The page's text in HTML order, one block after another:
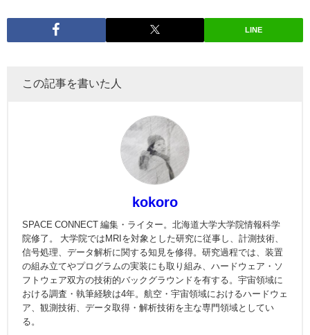
LINE
この記事を書いた人
kokoro
SPACE CONNECT 編集・ライター。北海道大学大学院情報科学
院修了。 大学院ではMRIを対象とした研究に従事し、計測技術、
信号処理、データ解析に関する知見を修得。研究過程では、装置
の組み立てやプログラムの実装にも取り組み、ハードウェア・ソ
フトウェア双方の技術的バックグラウンドを有する。宇宙領域に
おける調査・執筆経験は4年。航空・宇宙領域におけるハードウェ
ア、観測技術、データ取得・解析技術を主な専門領域としてい
る。